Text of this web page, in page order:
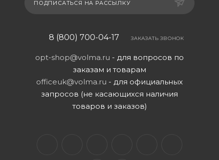
ПОДПИСАТЬСЯ НА РАССЫЛКУ
8 (800) 700-04-17 ЗАКАЗАТЬ ЗВОНОК
opt-shop@volma.ru - для вопросов по
заказам и товарам
officeuk@volma.ru - для официальных
запросов (не касающихся наличия
товаров и заказов)